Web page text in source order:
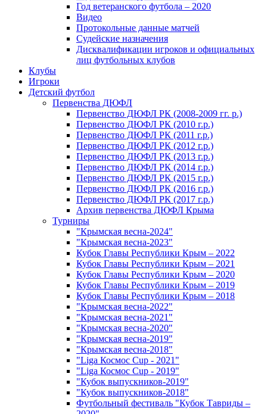
Год ветеранского футбола – 2020
Видео
Протокольные данные матчей
Судейские назначения
Дисквалификации игроков и официальных
лиц футбольных клубов
Клубы
Игроки
Детский футбол
Первенства ДЮФЛ
Первенство ДЮФЛ РК (2008-2009 гг. р.)
Первенство ДЮФЛ РК (2010 г.р.)
Первенство ДЮФЛ РК (2011 г.р.)
Первенство ДЮФЛ РК (2012 г.р.)
Первенство ДЮФЛ РК (2013 г.р.)
Первенство ДЮФЛ РК (2014 г.р.)
Первенство ДЮФЛ РК (2015 г.р.)
Первенство ДЮФЛ РК (2016 г.р.)
Первенство ДЮФЛ РК (2017 г.р.)
Архив первенства ДЮФЛ Крыма
Турниры
"Крымская весна-2024"
"Крымская весна-2023"
Кубок Главы Республики Крым – 2022
Кубок Главы Республики Крым – 2021
Кубок Главы Республики Крым – 2020
Кубок Главы Республики Крым – 2019
Кубок Главы Республики Крым – 2018
"Крымская весна-2022"
"Крымская весна-2021"
"Крымская весна-2020"
"Крымская весна-2019"
"Крымская весна-2018"
"Liga Космос Cup - 2021"
"Liga Космос Cup - 2019"
"Кубок выпускников-2019"
"Кубок выпускников-2018"
Футбольный фестиваль "Кубок Тавриды –